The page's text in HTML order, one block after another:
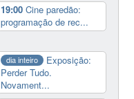
19:00Cine paredão:
programação de rec...
dia inteiro
Exposição:
Perder Tudo.
Novament...